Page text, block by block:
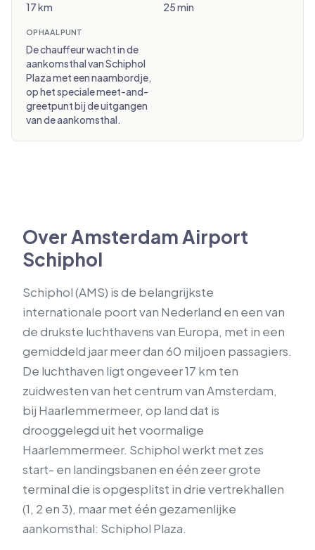
17 km 25 min
OPHAALPUNT
De chauffeur wacht in de
aankomsthal van Schiphol
Plaza met een naambordje,
op het speciale meet-and-
greetpunt bij de uitgangen
van de aankomsthal.
Over Amsterdam Airport
Schiphol
Schiphol (AMS) is de belangrijkste
internationale poort van Nederland en een van
de drukste luchthavens van Europa, met in een
gemiddeld jaar meer dan 60 miljoen passagiers.
De luchthaven ligt ongeveer 17 km ten
zuidwesten van het centrum van Amsterdam,
bij Haarlemmermeer, op land dat is
drooggelegd uit het voormalige
Haarlemmermeer. Schiphol werkt met zes
start- en landingsbanen en één zeer grote
terminal die is opgesplitst in drie vertrekhallen
(1, 2 en 3), maar met één gezamenlijke
aankomsthal: Schiphol Plaza.